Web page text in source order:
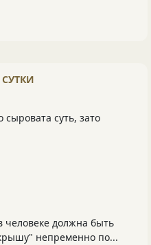
суть, зато
человеке должна быть
непременно по...